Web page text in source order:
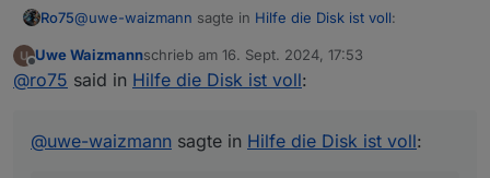
Ro75@uwe-waizmann sagte in Hilfe die Disk ist voll:
was mache ich da falsch?
Zu versuchen ein beschädigtes System via Tricks zu
beleben.
Offline
Uwe Waizmannschrieb am 16. Sept. 2024, 17:53
zuletzt editiert von
@ro75 said in Hilfe die Disk ist voll:
@uwe-waizmann sagte in Hilfe die Disk ist voll: